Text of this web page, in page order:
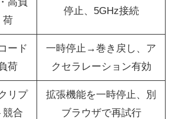
荷
停止、5GHz接続
ード
荷
一時停止→巻き戻し、ア
クセラレーション有効
リプ
競合
拡張機能を一時停止、別
ブラウザで再試行